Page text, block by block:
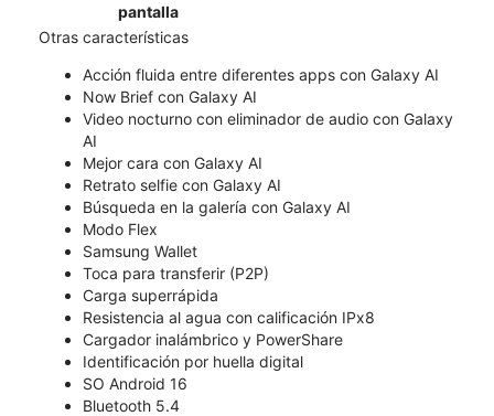
pantalla
Otras características
Acción fluida entre diferentes apps con Galaxy AI
Now Brief con Galaxy AI
Video nocturno con eliminador de audio con Galaxy
AI
Mejor cara con Galaxy AI
Retrato selfie con Galaxy AI
Búsqueda en la galería con Galaxy AI
Modo Flex
Samsung Wallet
Toca para transferir (P2P)
Carga superrápida
Resistencia al agua con calificación IPx8
Cargador inalámbrico y PowerShare
Identificación por huella digital
SO Android 16
Bluetooth 5.4